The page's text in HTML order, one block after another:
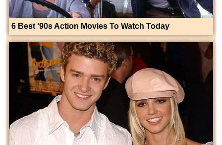
6 Best '90s Action Movies To Watch Today